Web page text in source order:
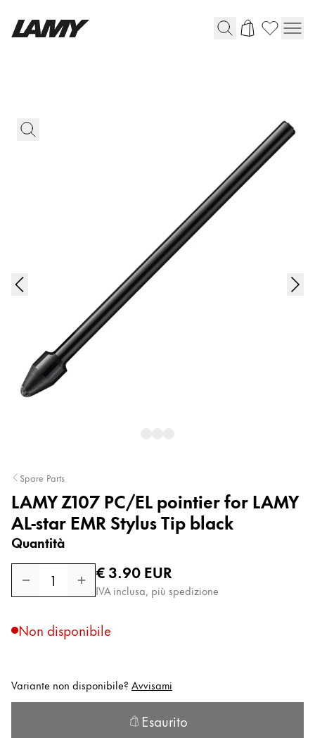
Penne a sfera
Carta digitale
Pittura e disegno
Acquerello di colore
Attrezzature e accessori
Ricariche
Inchiostro
Pennini
Casi
Speciale vacanze
Spare Parts
LAMY Z107 PC/EL pointier for LAMY
AL-star EMR Stylus Tip black
Quantità
1
Prezzo normale
€ 3.90EUR
IVA inclusa, più spedizione
Non disponibile
Variante non disponibile? Avvisami
Esaurito